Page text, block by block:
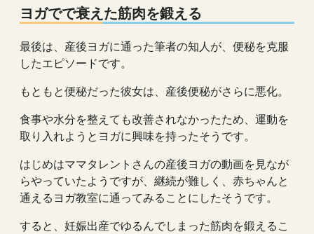
ヨガでで衰えた筋肉を鍛える
最後は、産後ヨガに通った筆者の知人が、便秘を克服
したエピソードです。
もともと便秘だった彼女は、産後便秘がさらに悪化。
食事や水分を整えても改善されなかったため、運動を
取り入れようとヨガに興味を持ったそうです。
はじめはママタレントさんの産後ヨガの動画を見なが
らやっていたようですが、継続が難しく、赤ちゃんと
通えるヨガ教室に通ってみることにしたそうです。
すると、妊娠出産でゆるんでしまった筋肉を鍛えるこ